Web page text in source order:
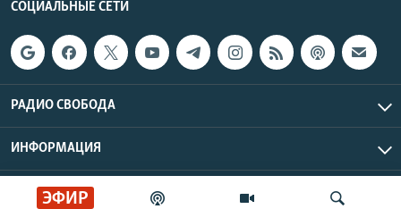
ЭФИР
СОЦИАЛЬНЫЕ СЕТИ
РАДИО СВОБОДА
ИНФОРМАЦИЯ
Радио Свобода © 2026 RFE/RL, Inc. | Все права защищены.